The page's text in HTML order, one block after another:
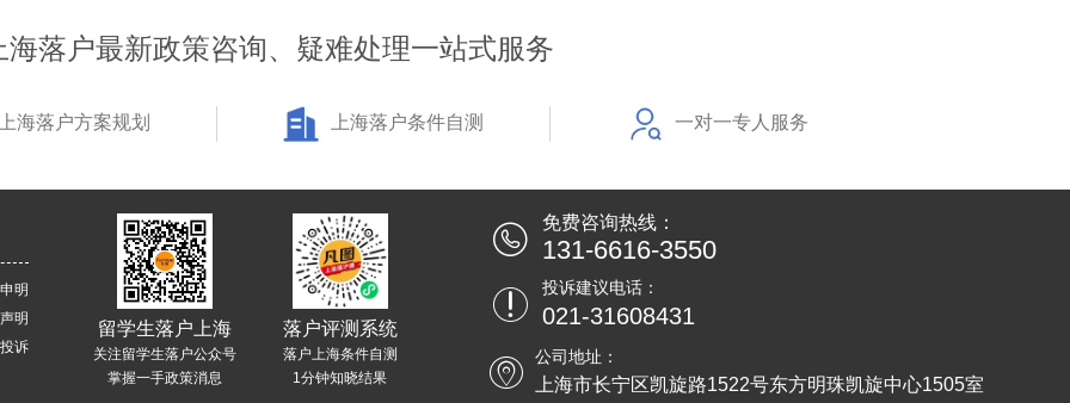
海落户最新政策咨询、疑难处理一站式服务
海落户方案规划 上海落户条件自测 一对一专人服务
明
明
诉
留学生落户上海
关注留学生落户公众号
掌握一手政策消息
落户评测系统
落户上海条件自测
1分钟知晓结果
免费咨询热线：
131-6616-3550
投诉建议电话：
021-31608431
公司地址：
上海市长宁区凯旋路1522号东方明珠凯旋中心1505室